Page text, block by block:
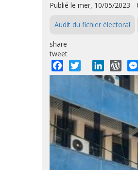
Publié le mer, 10/05/2023
Audit du fichier électoral
share
tweet
Facebook
Twitter LinkedIn